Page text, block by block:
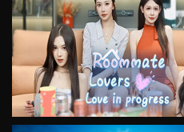
VIEW